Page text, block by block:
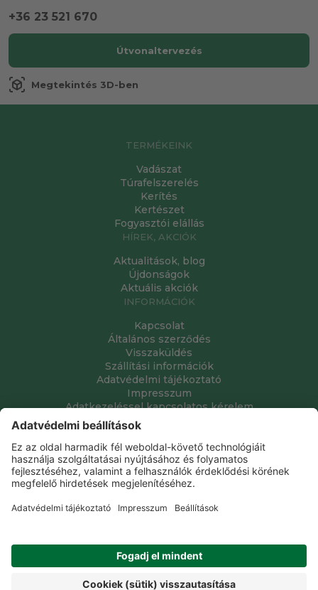
+36 23 521 670
Útvonaltervezés
view_in_ar Megtekintés 3D-ben
TERMÉKEINK
Vadászat
Túrafelszerelés
Kerítés
Kertészet
Fogyasztói elállás
HÍREK, AKCIÓK
Aktualitások, blog
Újdonságok
Aktuális akciók
INFORMÁCIÓK
Kapcsolat
Általános szerződés
Visszaküldés
Szállítási információk
Adatvédelmi tájékoztató
Impresszum
Adatkezeléssel kapcsolatos kérelem
Grube Kft. © 2009 - 2026. Minden jog fenntartva. All rights
reserved.